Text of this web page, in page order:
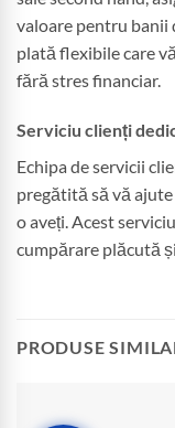
valoare pentru banii
plată flexibile care
fără stres financiar.
Serviciu clienți
Echipa de servicii
pregătită să vă
o aveți. Acest
cumpărare plăcută
PRODUSE